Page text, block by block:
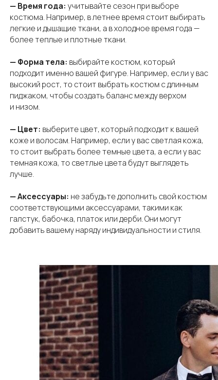
— Время года: учитывайте сезон при выборе
костюма. Например, в летнее время стоит выбирать
легкие и дышащие ткани, а в холодное время года —
более теплые и плотные ткани.
— Форма тела: выбирайте костюм, который
подходит именно вашей фигуре. Например, если у вас
высокий рост, то стоит выбрать костюм с длинным
пиджаком, чтобы создать баланс между верхом
и низом.
— Цвет: выберите цвет, который подходит к вашей
коже и волосам. Например, если у вас светлая кожа,
то стоит выбрать более темные цвета, а если у вас
темная кожа, то светлые цвета будут выглядеть
лучше.
— Аксессуары: не забудьте дополнить свой костюм
соответствующими аксессуарами, такими как
галстук, бабочка, платок или дерби. Они могут
добавить вашему наряду индивидуальности и стиля.